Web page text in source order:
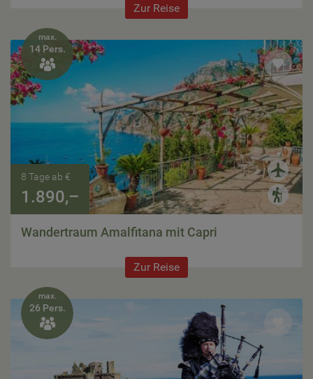
Zur Reise
max.
14 Pers.

8 Tage ab €
1.890,–
Wandertraum Amalfitana mit Capri
Zur Reise
max.
26 Pers.
